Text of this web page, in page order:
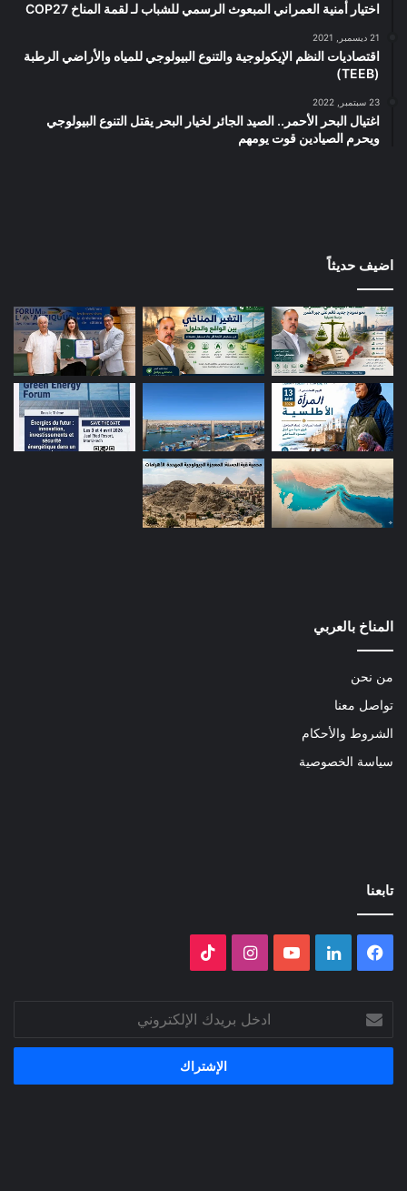
اختيار أمنية العمراني المبعوث الرسمي للشباب لـ لقمة المناخ COP27
21 ديسمبر, 2021
اقتصاديات النظم الإيكولوجية والتنوع البيولوجي للمياه والأراضي الرطبة
(TEEB)
23 سبتمبر, 2022
اغتيال البحر الأحمر.. الصيد الجائر لخيار البحر يقتل التنوع البيولوجي
ويحرم الصيادين قوت يومهم
اضيف حديثاً
المناخ بالعربي
من نحن
تواصل معنا
الشروط والأحكام
سياسة الخصوصية
تابعنا
فيسبوك لينكدإن ‫YouTubeانستقرام
بريدك
الإلكتروني